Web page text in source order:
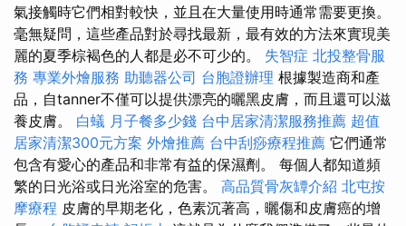
氣接觸時它們相對較快，並且在大量使用時通常需要更換。
毫無疑問，這些產品對於尋找最新，最有效的方法來實現美
麗的夏季棕褐色的人都是必不可少的。 失智症 北投整骨服
務 專業外燴服務 助聽器公司 台胞證辦理 根據製造商和產
品，自tanner不僅可以提供漂亮的曬黑皮膚，而且還可以滋
養皮膚。 白蟻 月子餐多少錢 台中居家清潔服務推薦 超值
居家清潔300元方案 外燴推薦 台中刮痧療程推薦 它們通常
包含有愛心的產品和非常有益的保濕劑。 每個人都知道頻
繁的日光浴或日光浴室的危害。 高品質骨灰罈介紹 北屯按
摩療程 皮膚的早期老化，色素沉著高，曬傷和皮膚癌的增